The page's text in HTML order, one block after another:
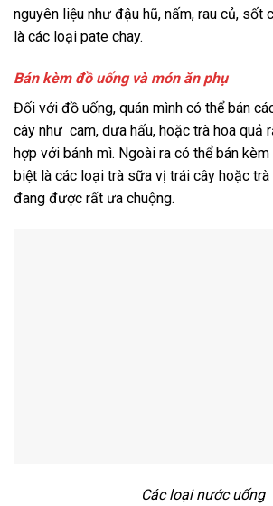
nguyên liệu như đậu hũ, nấm, rau củ, sốt
là các loại pate chay.
Bán kèm đồ uống và món ăn phụ
Đối với đồ uống, quán mình có thể bán
cây như cam, dưa hấu, hoặc trà hoa quả
hợp với bánh mì. Ngoài ra có thể bán
biệt là các loại trà sữa vị trái cây hoặc
đang được rất ưa chuộng.
Các loại nước uống